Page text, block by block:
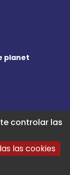
planet
controlar las
las cookies